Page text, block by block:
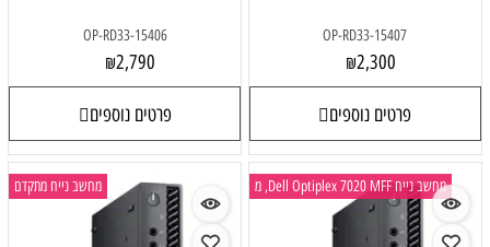
OP-RD33-15407
₪2,300
פרטים נוספים
OP-RD33-15406
₪2,790
פרטים נוספים
מחשב נייח Dell Optiplex 7020 MFF, מ מחשב נייח מתקדם